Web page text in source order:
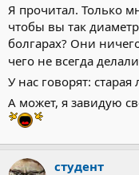
Я прочитал. Только
чтобы вы так
болгарах? Они
чего не всегда
У нас говорят:
А может, я завидую
студент